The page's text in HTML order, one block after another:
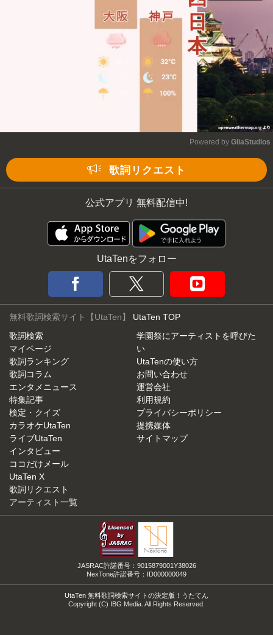
Powered by GliaStudios
歌詞リクエスト
公式アプリ 無料配信中!
UtaTenをフォロー
無料歌詞検索サイト【UtaTen】 UtaTen TOP
歌詞検索
マイページ
歌詞ランキング
歌詞コラム
エンタメニュース
特集記事
検定・クイズ
カラオケUtaTen
ライブUtaTen
インタビュー
ココだけメール
UtaTen X
歌詞リクエスト
アーティスト一覧
学園祭にアーティストを呼びた
い
UtaTenの使い方
お問い合わせ
運営会社
利用規約
プライバシーポリシー
提携媒体
サイトマップ
JASRAC許諾番号：9015879001Y38026
NexTone許諾番号：ID000000049
UtaTen 無料歌詞検索サイトの決定版！うたてん
Copyright (C) IBG Media. All Rights Reserved.